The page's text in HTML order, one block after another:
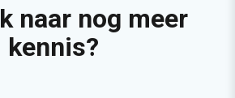
naar nog meer
kennis?